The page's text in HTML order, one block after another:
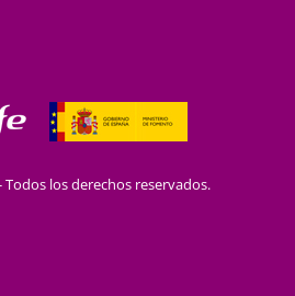
los derechos reservados.